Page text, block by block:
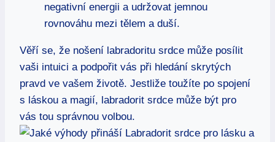
negativní energii a udržovat jemnou
rovnováhu mezi tělem a duší.
Věří se, že nošení labradoritu srdce může posílit
vaši intuici a podpořit vás při hledání skrytých
pravd ve vašem životě. Jestliže toužíte po spojení
s láskou a magií, labradorit srdce může být pro
vás tou správnou volbou.